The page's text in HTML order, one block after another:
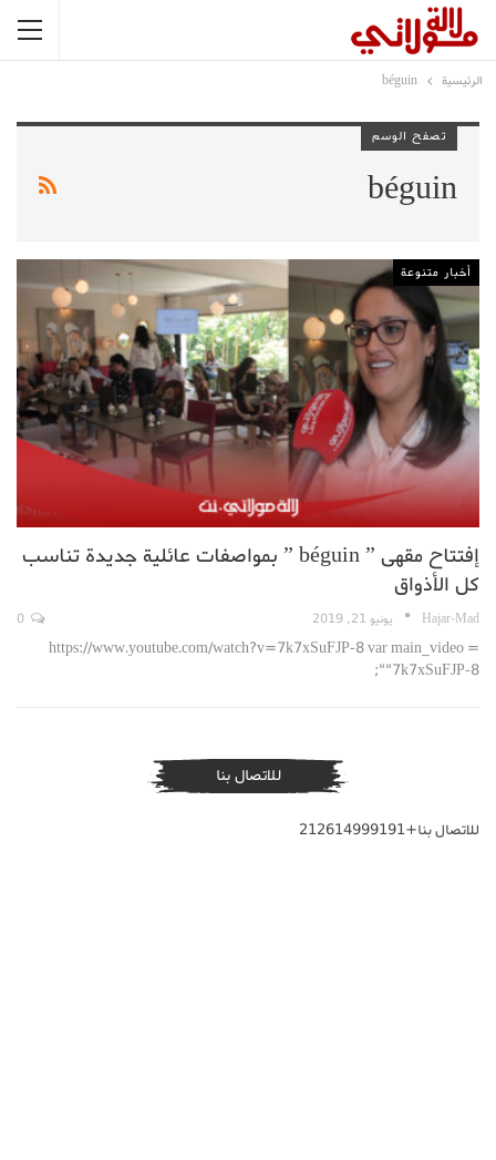
الرئيسية béguin
تصفح الوسم
béguin
أخبار متنوعة
إفتتاح مقهى ” béguin ” بمواصفات عائلية جديدة تناسب
كل الأذواق
Hajar-Mad يونيو 21, 2019
https://www.youtube.com/watch?v=7k7xSuFJP-8 var main_video =
"7k7xSuFJP-8";
للاتصال بنا
للاتصال بنا+212614999191